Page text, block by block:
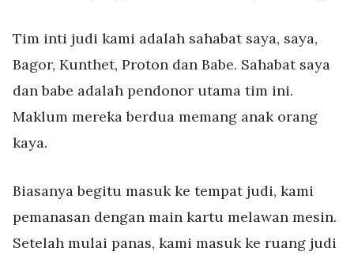
Tim inti judi kami adalah sahabat saya, saya,
Bagor, Kunthet, Proton dan Babe. Sahabat saya
dan babe adalah pendonor utama tim ini.
Maklum mereka berdua memang anak orang
kaya.
Biasanya begitu masuk ke tempat judi, kami
pemanasan dengan main kartu melawan mesin.
Setelah mulai panas, kami masuk ke ruang judi